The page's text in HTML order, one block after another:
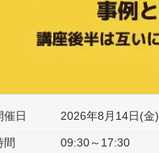
催日 2026年8月14日(金)
間 09:30～17:30